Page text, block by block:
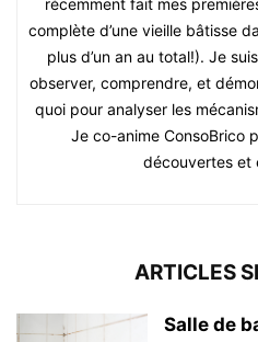
récemment fait mes
complète d’une vieille bâtisse
plus d’un an au total!). Je
observer, comprendre, et
quoi pour analyser les
Je co-anime ConsoBrico
découvertes et
ARTICLES
Salle de